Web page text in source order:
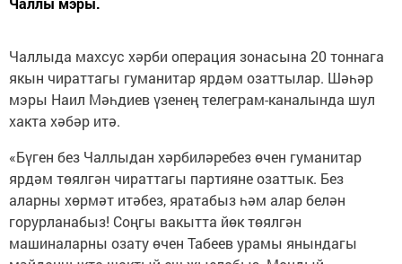
Чаллыда махсус хәрби операция зонасына 20 тоннага
якын чираттагы гуманитар ярдәм озаттылар. Шәһәр
мэры Наил Мәһдиев үзенең телеграм-каналында шул
хакта хәбәр итә.
«Бүген без Чаллыдан хәрбиләребез өчен гуманитар
ярдәм төялгән чираттагы партияне озаттык. Без
аларны хөрмәт итәбез, яратабыз һәм алар белән
горурланабыз! Соңгы вакытта йөк төялгән
машиналарны озату өчен Табеев урамы янындагы